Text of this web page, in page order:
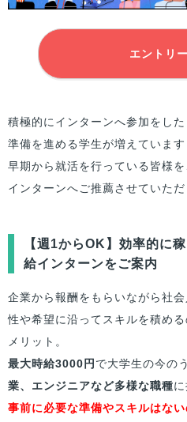
エントリ
積極的にインターンへ参加をし
準備を進める学生が増えています
早期から就活を行っている皆様
インターンへご推薦させていただ
【週1からOK】効率的に
給インターンをご案内
企業から報酬をもらいながら社
性や希望に沿ってスキルを積め
メリット。
最大時給3000円 で大学生の今の
業、エンジニアなど多様な職種
事前に必要な準備やスキルはな